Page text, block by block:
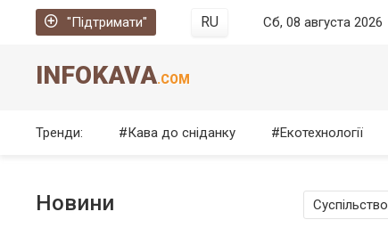
"Підтримати" RU Сб, 08 августа 2026
INFOKAVA.COM
Тренди: Кава до сніданку Екотехнології
Новини Суспільство